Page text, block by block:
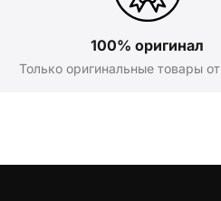
100% оригинал
Только оригинальные товары